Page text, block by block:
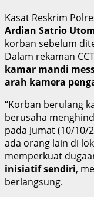
Kasat Reskrim
Ardian Satrio
korban sebelum
Dalam rekaman
kamar mandi
arah kamera
“Korban berulang
berusaha
pada Jumat (10/
ada orang lain di
memperkuat
inisiatif sendiri,
berlangsung.